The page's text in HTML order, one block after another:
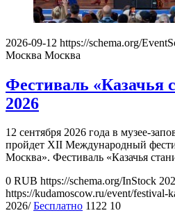
2026-09-12 https://schema.org/
Москва Москва
Фестиваль «Казачья
2026
12 сентября 2026 года в музее-
пройдет XII Международный
Москва». Фестиваль «Казачья
0 RUB https://schema.org/InStock
https://kudamoscow.ru/event/festival-
2026/ Бесплатно 1122 10